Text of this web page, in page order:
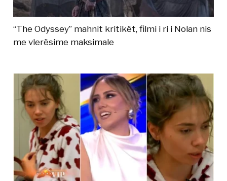
“The Odyssey” mahnit kritikët, filmi i ri i Nolan nis
me vlerësime maksimale